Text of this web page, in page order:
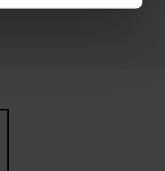
i analizować